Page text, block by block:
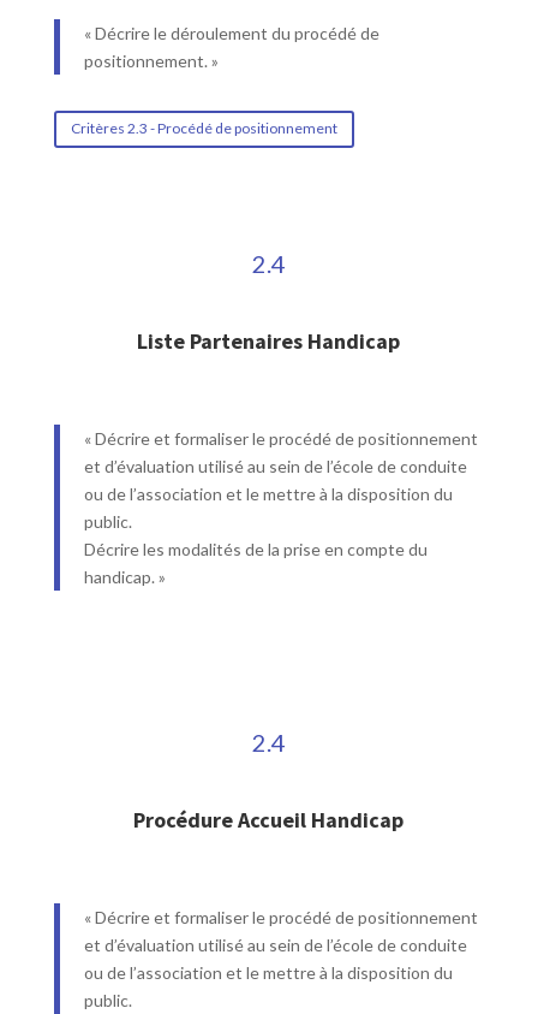
« Décrire le déroulement du procédé de
positionnement. »
Critères 2.3 - Procédé de positionnement
2.4
Liste Partenaires Handicap
« Décrire et formaliser le procédé de positionnement
et d’évaluation utilisé au sein de l’école de conduite
ou de l’association et le mettre à la disposition du
public.
Décrire les modalités de la prise en compte du
handicap. »
2.4
Procédure Accueil Handicap
« Décrire et formaliser le procédé de positionnement
et d’évaluation utilisé au sein de l’école de conduite
ou de l’association et le mettre à la disposition du
public.